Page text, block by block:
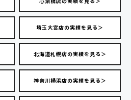
埼玉大宮店の実績を見る＞
北海道札幌店の実績を見る＞
神奈川横浜店の実績を見る＞